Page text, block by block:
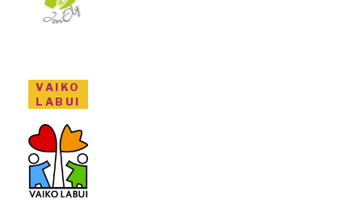
VAIKO
LABUI